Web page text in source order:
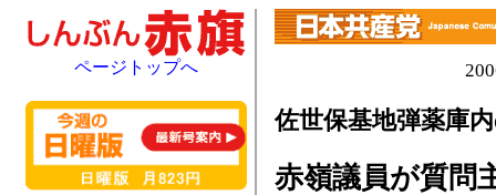
佐世保基地弾薬庫
赤嶺議員が質問
ページトップへ